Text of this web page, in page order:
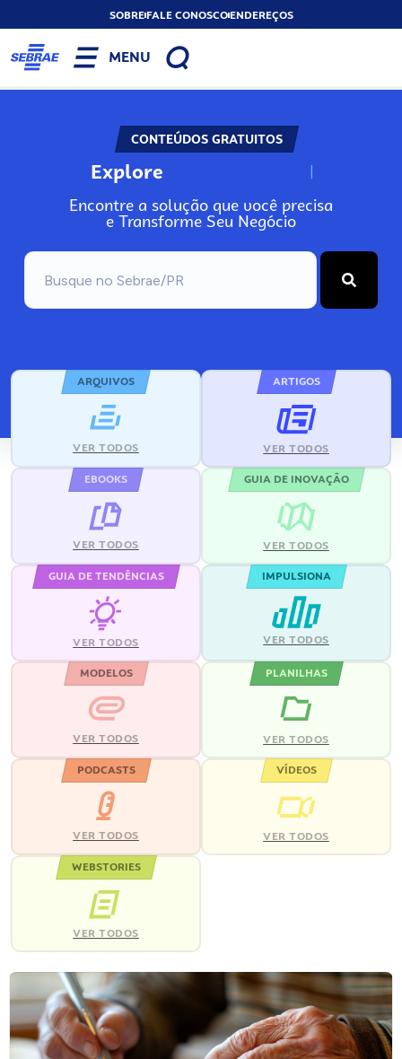
SOBREFALE CONOSCOENDEREÇOS
MENU
CONTEÚDOS GRATUITOS
Explore N
Encontre a solução que você precisa
e Transforme Seu Negócio
ARQUIVOS
VER TODOS
ARTIGOS
VER TODOS
EBOOKS
VER TODOS
GUIA DE INOVAÇÃO
VER TODOS
GUIA DE TENDÊNCIAS
VER TODOS
IMPULSIONA
VER TODOS
MODELOS
VER TODOS
PLANILHAS
VER TODOS
PODCASTS
VER TODOS
VÍDEOS
VER TODOS
WEBSTORIES
VER TODOS